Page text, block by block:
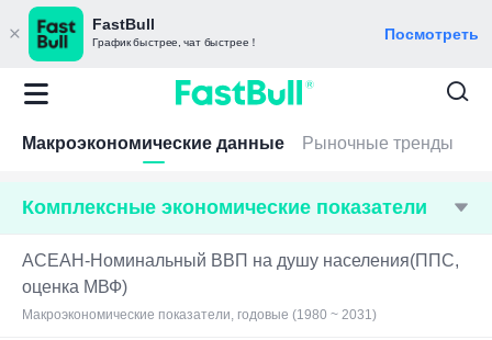
FastBull
График быстрее, чат быстрее！ Посмотреть
Макроэкономические данные Рыночные тренды
Комплексные экономические показатели
АСЕАН-Номинальный ВВП на душу населения(ППС,
оценка МВФ)
Макроэкономические показатели, годовые (1980 ~ 2031)